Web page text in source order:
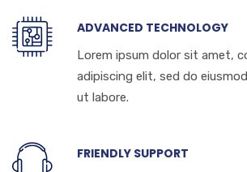
ADVANCED TECHNOLOGY
Lorem ipsum dolor sit amet,
adipiscing elit, sed do
ut labore.
FRIENDLY SUPPORT